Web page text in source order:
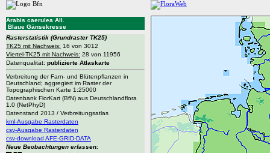
Arabis caerulea All.
Blaue Gänsekresse
Rasterstatistik (Grundraster TK25)
TK25 mit Nachweis: 16 von 3012
Viertel-TK25 mit Nachweis: 28 von 11956
Datenqualität: publizierte Atlaskarte
Verbreitung der Farn- und Blütenpflanzen in
Deutschland; aggregiert im Raster der
Topographischen Karte 1:25000
Datenbank FlorKart (BfN) aus Deutschlandflora
1.0 (NetPhyD)
Datenstand 2013 / Verbreitungsatlas
kml-Ausgabe Rasterdaten
csv-Ausgabe Rasterdaten
csv-download AFE-GRID-DATA
Neue Beobachtungen erfassen: